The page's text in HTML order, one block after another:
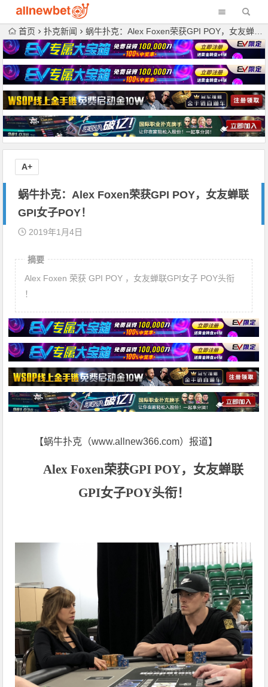
首页 扑克新闻 蜗牛扑克：Alex Foxen荣获GPI POY，女友蝉联GPI女子POY！
蜗牛扑克：Alex Foxen荣获GPI POY，女友蝉联
GPI女子POY！
2019年1月4日
摘要
Alex Foxen 荣获 GPI POY ，女友蝉联GPI女子 POY头衔
！
【蜗牛扑克（www.allnew366.com）报道】
Alex Foxen荣获GPI POY，女友蝉联
GPI女子POY头衔！
A+